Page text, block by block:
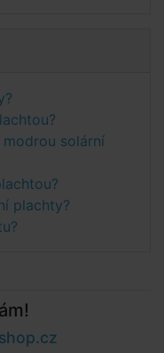
solární
plachty?